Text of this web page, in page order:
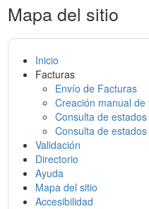
Mapa del sitio
Inicio
Facturas
Envío de Facturas
Creación manual de
Consulta de estados
Consulta de
Validación
Directorio
Ayuda
Mapa del sitio
Accesibilidad